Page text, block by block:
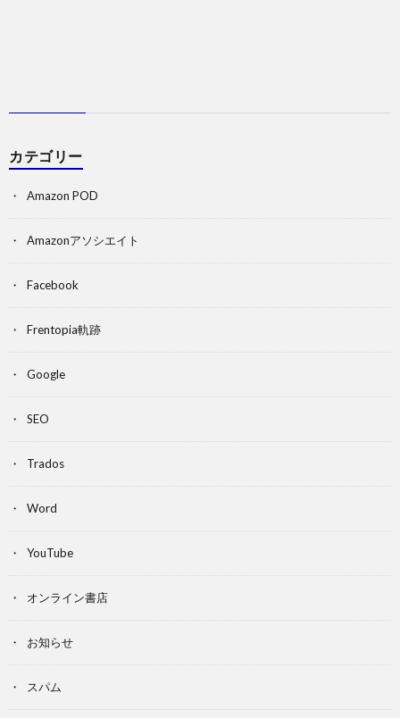
カテゴリー
Amazon POD
Amazonアソシエイト
Facebook
Frentopia軌跡
Google
SEO
Trados
Word
YouTube
オンライン書店
お知らせ
スパム